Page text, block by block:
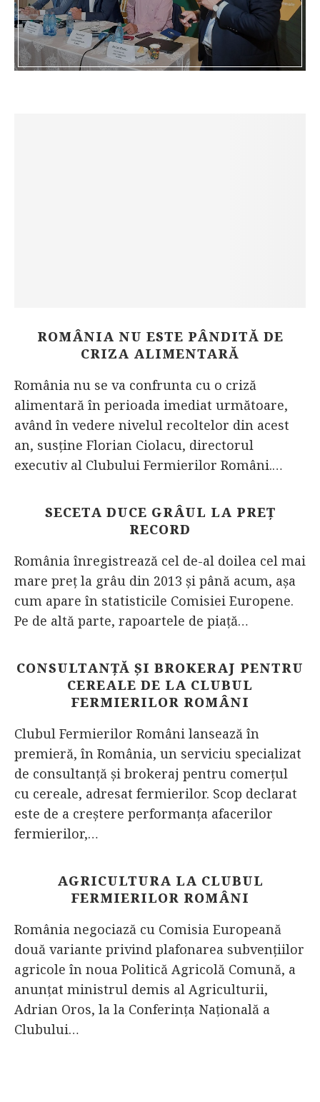
ROMÂNIA NU ESTE PÂNDITĂ DE
CRIZA ALIMENTARĂ
România nu se va confrunta cu o criză
alimentară în perioada imediat următoare,
având în vedere nivelul recoltelor din acest
an, susţine Florian Ciolacu, directorul
executiv al Clubului Fermierilor Români.…
SECETA DUCE GRÂUL LA PREȚ
RECORD
România înregistrează cel de-al doilea cel mai
mare preț la grâu din 2013 și până acum, așa
cum apare în statisticile Comisiei Europene.
Pe de altă parte, rapoartele de piață…
CONSULTANȚĂ ȘI BROKERAJ PENTRU
CEREALE DE LA CLUBUL
FERMIERILOR ROMÂNI
Clubul Fermierilor Români lansează în
premieră, în România, un serviciu specializat
de consultanţă şi brokeraj pentru comerţul
cu cereale, adresat fermierilor. Scop declarat
este de a creştere performanţa afacerilor
fermierilor,…
AGRICULTURA LA CLUBUL
FERMIERILOR ROMÂNI
România negociază cu Comisia Europeană
două variante privind plafonarea subvențiilor
agricole în noua Politică Agricolă Comună, a
anunțat ministrul demis al Agriculturii,
Adrian Oros, la la Conferinţa Naţională a
Clubului…